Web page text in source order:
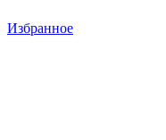
Избранное